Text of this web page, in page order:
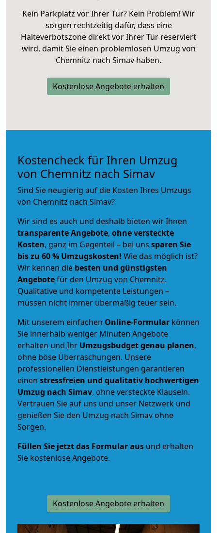
Kein Parkplatz vor Ihrer Tür? Kein Problem! Wir
sorgen rechtzeitig dafür, dass eine
Halteverbotszone direkt vor Ihrer Tür reserviert
wird, damit Sie einen problemlosen Umzug von
Chemnitz nach Simav haben.
Kostenlose Angebote erhalten
Kostencheck für Ihren Umzug
von Chemnitz nach Simav
Sind Sie neugierig auf die Kosten Ihres Umzugs
von Chemnitz nach Simav?
Wir sind es auch und deshalb bieten wir Ihnen
transparente Angebote, ohne versteckte
Kosten, ganz im Gegenteil – bei uns sparen Sie
bis zu 60 % Umzugskosten! Wie das möglich ist?
Wir kennen die besten und günstigsten
Angebotefür den Umzug von Chemnitz.
Qualitative und kompetente Leistungen –
müssen nicht immer übermäßig teuer sein.
Mit unserem einfachen Online-Formular können
Sie innerhalb weniger Minuten Angebote
erhalten und Ihr Umzugsbudgetgenau planen,
ohne böse Überraschungen. Unsere
professionellen Dienstleistungen garantieren
einen stressfreien und qualitativ hochwertigen
Umzug nach Simav, ohne versteckte Klauseln.
Vertrauen Sie auf uns und unser Netzwerk und
genießen Sie den Umzug nach Simav ohne
Sorgen.
Füllen Sie jetzt das Formular aus und erhalten
Sie kostenlose Angebote.
Kostenlose Angebote erhalten